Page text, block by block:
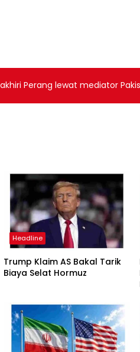
Perang lewat mediator
Headline
Trump Klaim AS Bakal Tarik
Biaya Selat Hormuz